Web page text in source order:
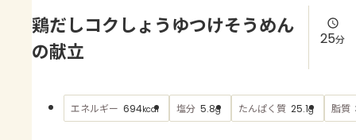
AJINOMOTO PARK とは
鶏だしコクしょうゆつけそうめん
の献立
25分
エネルギー 694kcal 塩分 5.8g たんぱく質 25.1g 脂質